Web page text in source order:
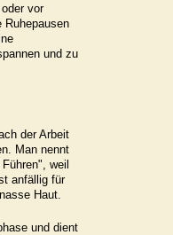
vor
Ruhepausen
und zu
der Arbeit
Man nennt
weil
anfällig für
Haut.
und dient